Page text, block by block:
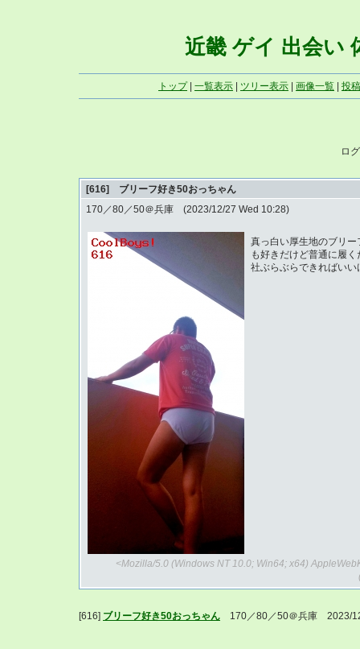
近畿 ゲイ 出会い
トップ| 一覧表示 ツリー表示 画像一覧 投
ロ
[616] ブリーフ好き50おっちゃん
170／80／50＠兵庫 (2023/12/27 Wed 10:28)
真っ白い厚生地のブリ
も好きだけど普通に履
社ぶらぶらできればいい
<Mozilla/5.0 (Windows NT 10.0; Win64; x64)
[616] ブリーフ好き50おっちゃん 170／80／50＠兵庫